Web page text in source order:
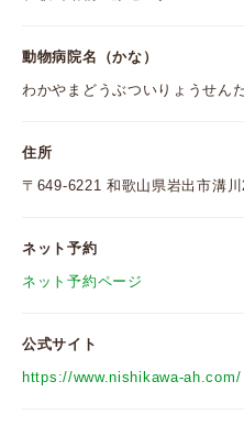
動物病院名（かな）
わかやまどうぶついりょうせん
住所
〒649-6221 和歌山県岩出市溝
ネット予約
ネット予約ページ
公式サイト
https://www.nishikawa-ah.com/